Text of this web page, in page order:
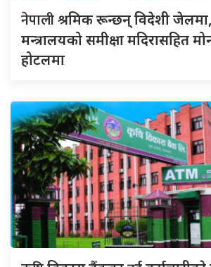
नेपालीश्रमिक रून्छन् विदेशी
मन्त्रालयको समीक्षा मदिरासहित
होटलमा